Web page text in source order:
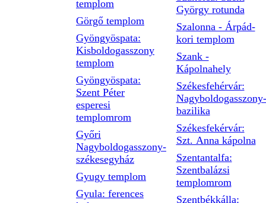
templom
Görgő templom
Gyöngyöspata:
Kisboldogasszony
templom
Gyöngyöspata:
Szent Péter
esperesi
templomrom
Győri
Nagyboldogasszony-
székesegyház
Gyugy templom
Gyula: ferences
György rotunda
Szalonna - Árpád-
kori templom
Szank -
Kápolnahely
Székesfehérvár:
Nagyboldogasszony-
bazilika
Székesfekérvár:
Szt. Anna kápolna
Szentantalfa:
Szentbalázsi
templomrom
Szentbékkálla: